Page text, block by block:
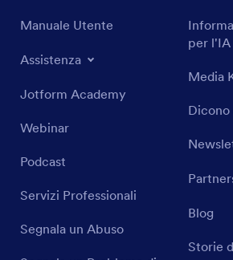
Manuale Utente
Assistenza
Jotform Academy
Webinar
Podcast
Servizi Professionali
Segnala un Abuso
per l'IA
Media
Dicono
Blog
Storie